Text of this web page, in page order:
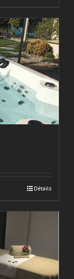
Détails